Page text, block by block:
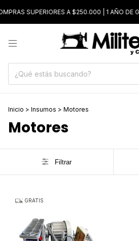
SUPERIORES A $250.000 | 1 AÑO DE
Inicio > Insumos > Motores
Motores
Filtrar
GRATIS